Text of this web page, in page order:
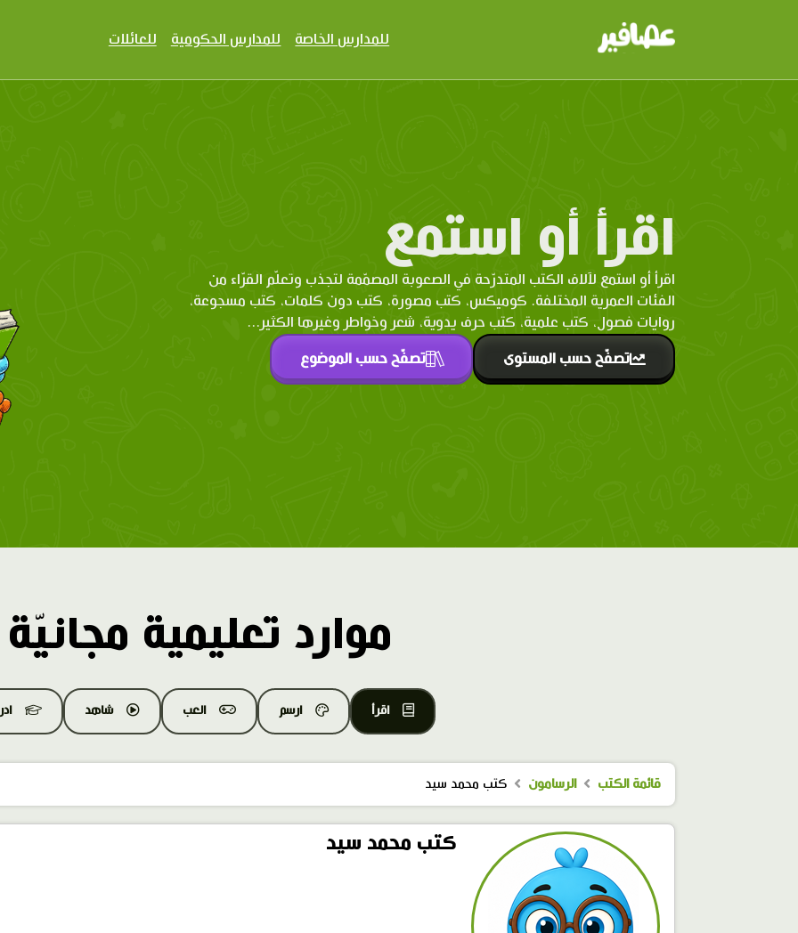
للمدارس الخاصة للمدارس الحكومية للعائلات
اقرأ أو استمع
اقرأ أو استمع لآلاف الكتب المتدرّحة في الصعوبة المصمّمة لتجذب وتعلّم القرّاء من
الفئات العمرية المختلفة. كوميكس، كتب مصورة، كتب دون كلمات، كتب مسجوعة،
روايات فصول، كتب علمية، كتب حرف يدوية، شعر وخواطر وغيرها الكثير...
تصفّح حسب المستوى تصفّح حسب الموضوع
موارد تعليمية مجانيّة
اقرأ ارسم العب شاهد
قائمة الكتب الرسامون كتب محمد سيد
كتب محمد سيد